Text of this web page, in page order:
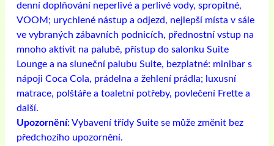
denní doplňování neperlivé a perlivé vody, spropitné,
VOOM; urychlené nástup a odjezd, nejlepší místa v sále
ve vybraných zábavních podnicích, přednostní vstup na
mnoho aktivit na palubě, přístup do salonku Suite
Lounge a na sluneční palubu Suite, bezplatné: minibar s
nápoji Coca Cola, prádelna a žehlení prádla; luxusní
matrace, polštáře a toaletní potřeby, povlečení Frette a
další.
Upozornění:Vybavení třídy Suite se může změnit bez
předchozího upozornění.